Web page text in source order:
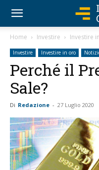
Home Investire Investire
Investire Investire in oro
Perché il
Sale?
Di Redazione - 27 Luglio 2020